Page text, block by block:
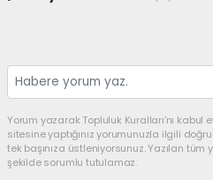
Yorum yazarak Topluluk Kuralları’nı
sitesine yaptığınız yorumunuzla ilgili
tek başınıza üstleniyorsunuz. Yazılan
şekilde sorumlu tutulamaz.